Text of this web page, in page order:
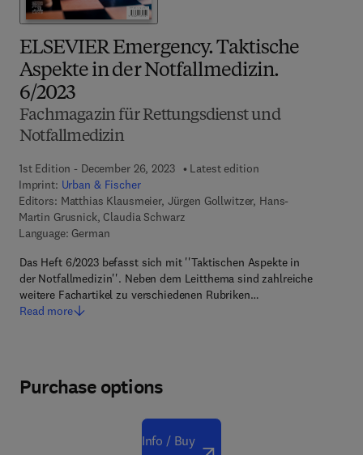
ELSEVIER Emergency. Taktische
Aspekte in der Notfallmedizin.
6/2023
Fachmagazin für Rettungsdienst und
Notfallmedizin
1st Edition - December 26, 2023
Latest edition
Imprint: Urban & Fischer
Editors: Matthias Klausmeier, Jürgen Gollwitzer, Hans-
Martin Grusnick, Claudia Schwarz
Language: German
Das Heft 6/2023 befasst sich mit ''Taktischen Aspekte in
der Notfallmedizin''. Neben dem Leitthema sind zahlreiche
weitere Fachartikel zu verschiedenen Rubriken…
Read more
Purchase options
Info / Buy